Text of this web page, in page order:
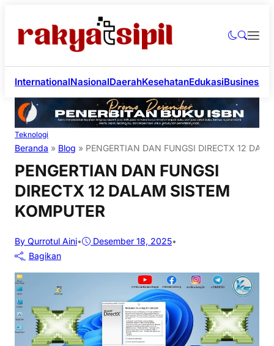
InternationalNasionalDaerahKesehatanEdukasiBusiness
Teknologi
Beranda » Blog » PENGERTIAN DAN FUNGSI DIRECTX 12
PENGERTIAN DAN FUNGSI
DIRECTX 12 DALAM SISTEM
KOMPUTER
By Qurrotul Aini• Desember 18, 2025•
Bagikan